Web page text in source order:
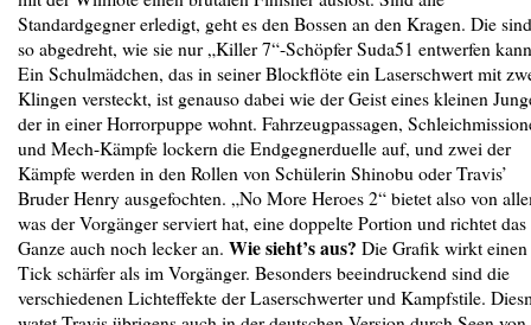
Standardgegner erledigt, geht es den Bossen an den Kragen. Die sind
so abgedreht, wie sie nur „Killer 7“-Schöpfer Suda51 entwerfen
Ein Schulmädchen, das in seiner Blockflöte ein Laserschwert mit
Klingen versteckt, ist genauso dabei wie der Geist eines kleinen
der in einer Horrorpuppe wohnt. Fahrzeugpassagen,
und Mech-Kämpfe lockern die Endgegnerduelle auf, und zwei der
Kämpfe werden in den ­Rollen von Schülerin Shinobu oder Travis’
Bruder Henry ausgefochten. „No More Heroes 2“ bietet also von
was der Vorgänger serviert hat, eine doppelte Portion und richtet das
Ganze auch noch lecker an. Wie sieht’s aus? Die Grafik wirkt einen
Tick schärfer als im Vorgänger. Besonders beeindruckend sind die
verschiedenen Lichteffekte der Laserschwerter und Kampfstile.